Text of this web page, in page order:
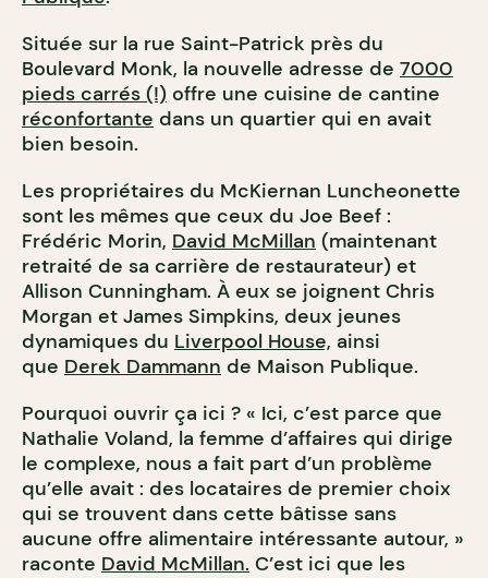
Située sur la rue Saint-Patrick près du
Boulevard Monk, la nouvelle adresse de 7000
pieds carrés (!) offre une cuisine de cantine
réconfortante dans un quartier qui en avait
bien besoin.
Les propriétaires du McKiernan Luncheonette
sont les mêmes que ceux du Joe Beef :
Frédéric Morin, David McMillan (maintenant
retraité de sa carrière de restaurateur) et
Allison Cunningham. À eux se joignent Chris
Morgan et James Simpkins, deux jeunes
dynamiques du Liverpool House, ainsi
que Derek Dammann de Maison Publique.
Pourquoi ouvrir ça ici ? « Ici, c’est parce que
Nathalie Voland, la femme d’affaires qui dirige
le complexe, nous a fait part d’un problème
qu’elle avait : des locataires de premier choix
qui se trouvent dans cette bâtisse sans
aucune offre alimentaire intéressante autour, »
raconte David McMillan. C’est ici que les